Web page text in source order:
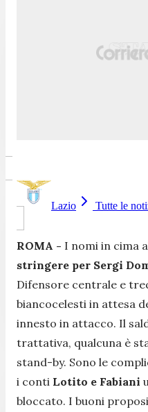
Lazio Tutte le
ROMA - I nomi in cima
stringere per Sergi
Difensore centrale e
biancocelesti in attesa
innesto in attacco. Il
trattativa, qualcuna è
stand-by. Sono le
i conti Lotito e Fabiani
bloccato. I buoni